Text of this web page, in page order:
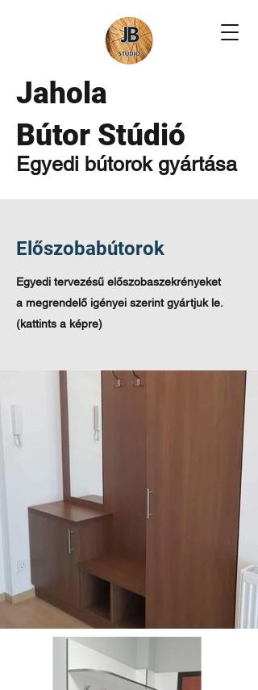
Jahola
Bútor Stúdió
Egyedi bútorok gyártása
Előszobabútorok
Egyedi tervezésű előszobaszekrényeket
a megrendelő igényei szerint gyártjuk le.
(kattints a képre)